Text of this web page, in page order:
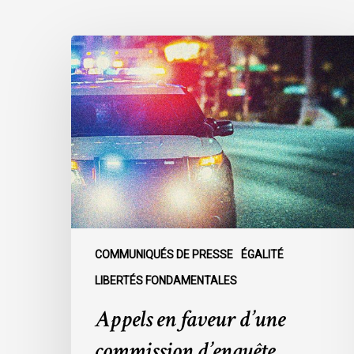
COMMUNIQUÉS DE PRESSE ÉGALITÉ
LIBERTÉS FONDAMENTALES
Appels
en
faveur
d’une
commission
d’enquête
publique
sur
le
racisme
policier
Appels en faveur d’une